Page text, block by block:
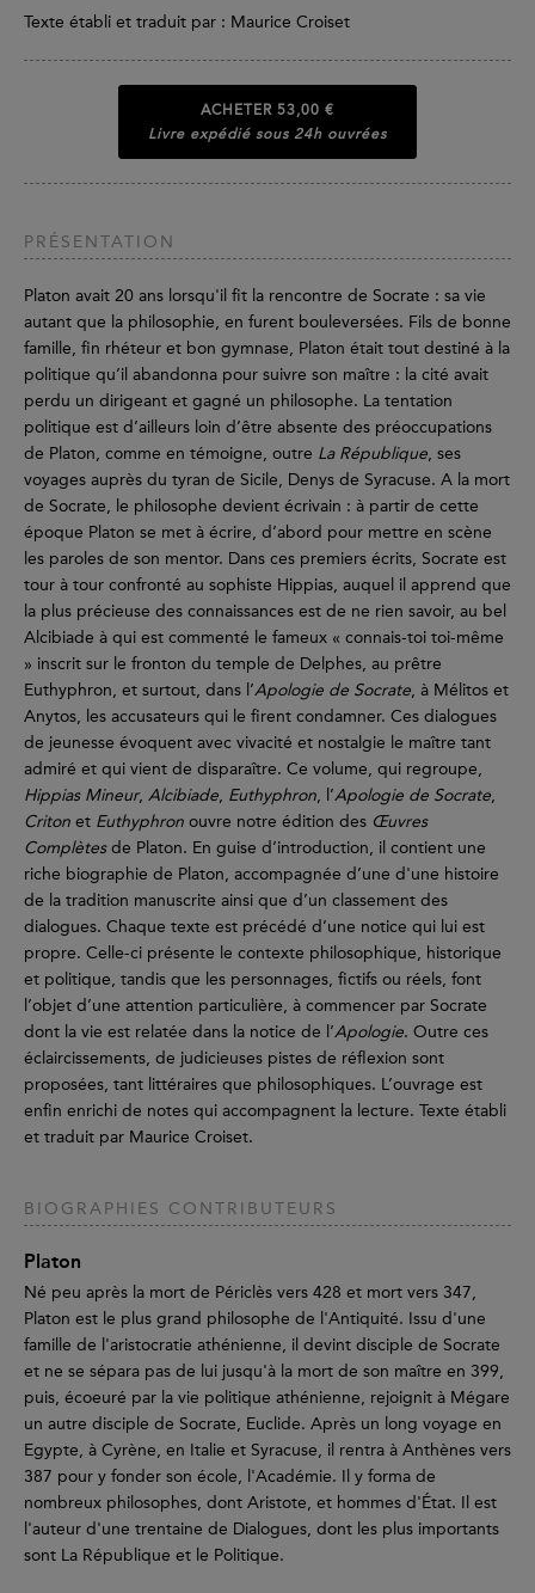
Texte établi et traduit par : Maurice Croiset
ACHETER 53,00 €
Livre expédié sous 24h ouvrées
PRÉSENTATION
Platon avait 20 ans lorsqu'il fit la rencontre de Socrate : sa vie
autant que la philosophie, en furent bouleversées. Fils de bonne
famille, fin rhéteur et bon gymnase, Platon était tout destiné à la
politique qu’il abandonna pour suivre son maître : la cité avait
perdu un dirigeant et gagné un philosophe. La tentation
politique est d’ailleurs loin d’être absente des préoccupations
de Platon, comme en témoigne, outre La République, ses
voyages auprès du tyran de Sicile, Denys de Syracuse. A la mort
de Socrate, le philosophe devient écrivain : à partir de cette
époque Platon se met à écrire, d’abord pour mettre en scène
les paroles de son mentor. Dans ces premiers écrits, Socrate est
tour à tour confronté au sophiste Hippias, auquel il apprend que
la plus précieuse des connaissances est de ne rien savoir, au bel
Alcibiade à qui est commenté le fameux « connais-toi toi-même
» inscrit sur le fronton du temple de Delphes, au prêtre
Euthyphron, et surtout, dans l’Apologie de Socrate, à Mélitos et
Anytos, les accusateurs qui le firent condamner. Ces dialogues
de jeunesse évoquent avec vivacité et nostalgie le maître tant
admiré et qui vient de disparaître. Ce volume, qui regroupe,
Hippias Mineur, Alcibiade, Euthyphron, l’Apologie de Socrate,
Criton et Euthyphron ouvre notre édition des Œuvres
Complètesde Platon. En guise d’introduction, il contient une
riche biographie de Platon, accompagnée d’une d'une histoire
de la tradition manuscrite ainsi que d’un classement des
dialogues. Chaque texte est précédé d’une notice qui lui est
propre. Celle-ci présente le contexte philosophique, historique
et politique, tandis que les personnages, fictifs ou réels, font
l’objet d’une attention particulière, à commencer par Socrate
dont la vie est relatée dans la notice de l’Apologie. Outre ces
éclaircissements, de judicieuses pistes de réflexion sont
proposées, tant littéraires que philosophiques. L’ouvrage est
enfin enrichi de notes qui accompagnent la lecture. Texte établi
et traduit par Maurice Croiset.
BIOGRAPHIES CONTRIBUTEURS
Platon
Né peu après la mort de Périclès vers 428 et mort vers 347,
Platon est le plus grand philosophe de l'Antiquité. Issu d'une
famille de l'aristocratie athénienne, il devint disciple de Socrate
et ne se sépara pas de lui jusqu'à la mort de son maître en 399,
puis, écoeuré par la vie politique athénienne, rejoignit à Mégare
un autre disciple de Socrate, Euclide. Après un long voyage en
Egypte, à Cyrène, en Italie et Syracuse, il rentra à Anthènes vers
387 pour y fonder son école, l'Académie. Il y forma de
nombreux philosophes, dont Aristote, et hommes d'État. Il est
l'auteur d'une trentaine de Dialogues, dont les plus importants
sont La République et le Politique.